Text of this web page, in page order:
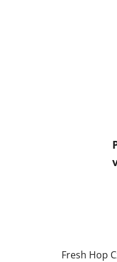
Fresh Hop